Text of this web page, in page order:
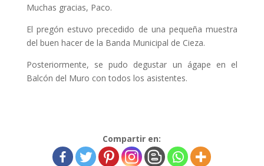
Muchas gracias, Paco.
El pregón estuvo precedido de una pequeña muestra
del buen hacer de la Banda Municipal de Cieza.
Posteriormente, se pudo degustar un ágape en el
Balcón del Muro con todos los asistentes.
Compartir en: